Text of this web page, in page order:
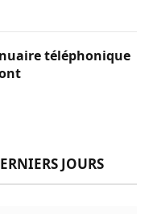
téléphonique
JOURS